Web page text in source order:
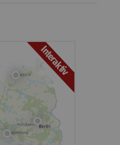
Interaktiv